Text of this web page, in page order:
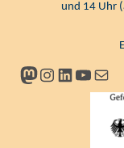
und 14 Uhr
Mastodon